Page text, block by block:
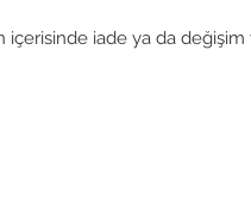
iade ya da değişim